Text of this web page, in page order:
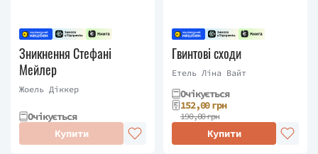
Зникнення Стефані
Мейлер
Жоель Діккер
Очікується
Купити
Гвинтові сходи
Етель Ліна Вайт
Очікується
152,00 грн
190,00 грн
Купити